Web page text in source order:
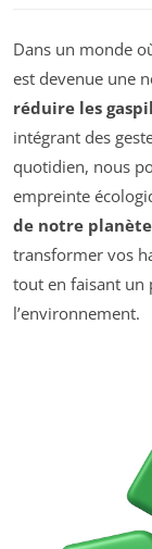
Dans un monde
est devenue une
réduire les
intégrant des
quotidien, nous
empreinte
de notre planète
transformer vos
tout en faisant un
l’environnement.